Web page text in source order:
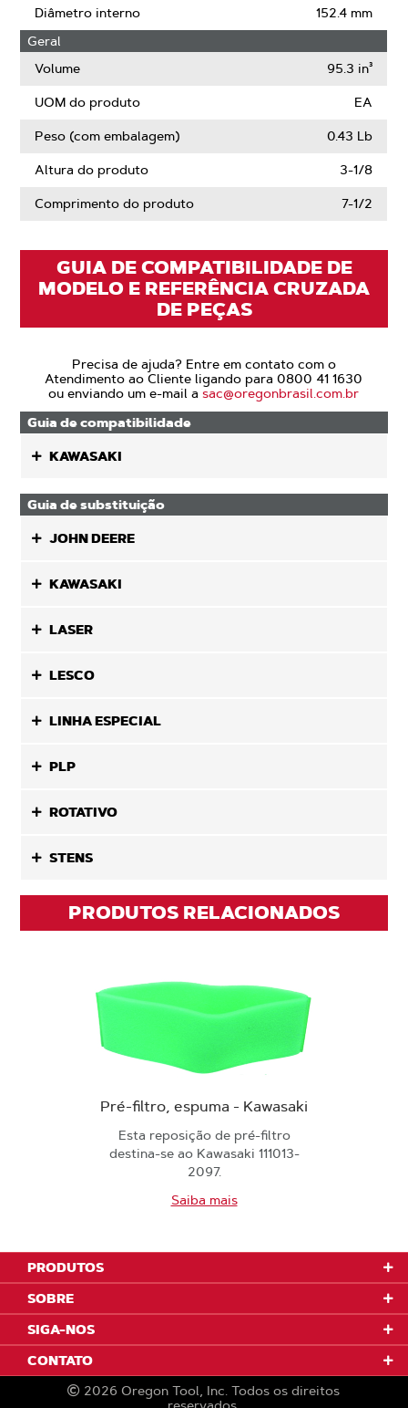
Diâmetro interno
152.4 mm
Geral
Volume
95.3 in³
UOM do produto EA
Peso (com embalagem) 0.43 Lb
Altura do produto 3-1/8
Comprimento do produto 7-1/2
GUIA DE COMPATIBILIDADE DE
MODELO E REFERÊNCIA CRUZADA
DE PEÇAS
Precisa de ajuda? Entre em contato com o
Atendimento ao Cliente ligando para 0800 41 1630
ou enviando um e-mail asac@oregonbrasil.com.br
Guia de compatibilidade
KAWASAKI
Guia de substituição
JOHN DEERE
KAWASAKI
LASER
LESCO
LINHA ESPECIAL
PLP
ROTATIVO
STENS
PRODUTOS RELACIONADOS
Pré-filtro, espuma - Kawasaki
Esta reposição de pré-filtro
destina-se ao Kawasaki 111013-
2097.
Saiba mais
PRODUTOS
SOBRE
SIGA-NOS
CONTATO
2026 Oregon Tool, Inc. Todos os direitos